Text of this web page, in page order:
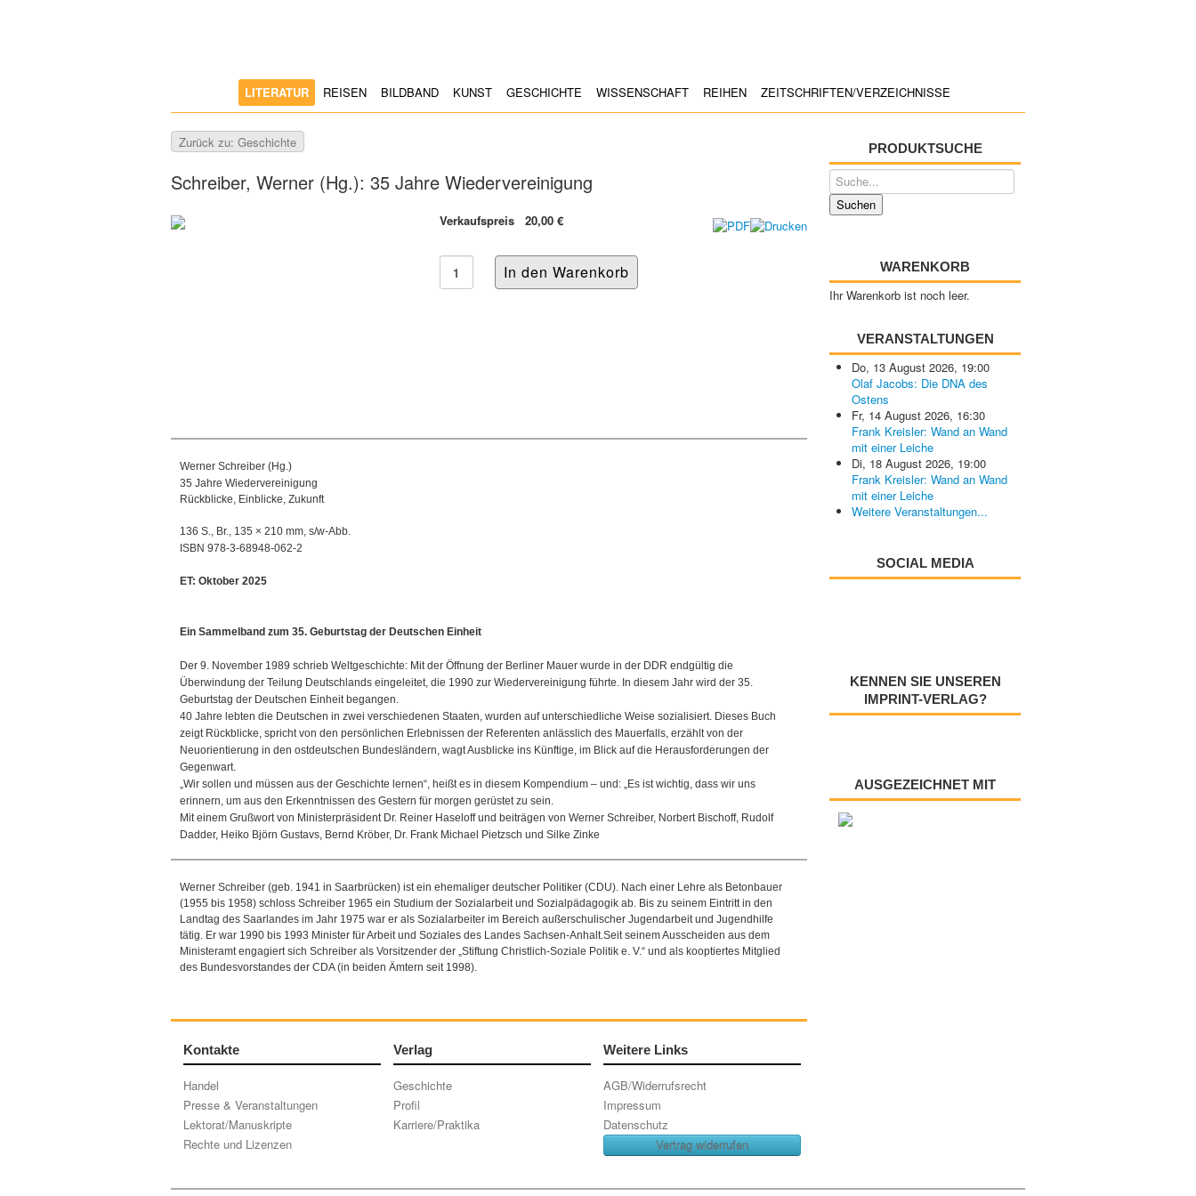
LITERATUR REISEN BILDBAND KUNST GESCHICHTE WISSENSCHAFT REIHEN ZEITSCHRIFTEN/VERZEICHNISSE
Zurück zu: Geschichte
Schreiber, Werner (Hg.): 35 Jahre Wiedervereinigung
Verkaufspreis 20,00 €
Werner Schreiber (Hg.)
35 Jahre Wiedervereinigung
Rückblicke, Einblicke, Zukunft
136 S., Br., 135 × 210 mm, s/w-Abb.
ISBN 978-3-68948-062-2
ET: Oktober 2025
Ein Sammelband zum 35. Geburtstag der Deutschen Einheit
Der 9. November 1989 schrieb Weltgeschichte: Mit der Öffnung der Berliner Mauer wurde in der DDR endgültig die
Überwindung der Teilung Deutschlands eingeleitet, die 1990 zur Wiedervereinigung führte. In diesem Jahr wird der 35.
Geburtstag der Deutschen Einheit begangen.
40 Jahre lebten die Deutschen in zwei verschiedenen Staaten, wurden auf unterschiedliche Weise sozialisiert. Dieses Buch
zeigt Rückblicke, spricht von den persönlichen Erlebnissen der Referenten anlässlich des Mauerfalls, erzählt von der
Neuorientierung in den ostdeutschen Bundesländern, wagt Ausblicke ins Künftige, im Blick auf die Herausforderungen der
Gegenwart.
„Wir sollen und müssen aus der Geschichte lernen“, heißt es in diesem Kompendium – und: „Es ist wichtig, dass wir uns
erinnern, um aus den Erkenntnissen des Gestern für morgen gerüstet zu sein.
Mit einem Grußwort von Ministerpräsident Dr. Reiner Haseloff und beiträgen von Werner Schreiber, Norbert Bischoff, Rudolf
Dadder, Heiko Björn Gustavs, Bernd Kröber, Dr. Frank Michael Pietzsch und Silke Zinke
Werner Schreiber (geb. 1941 in Saarbrücken) ist ein ehemaliger deutscher Politiker (CDU). Nach einer Lehre als Betonbauer
(1955 bis 1958) schloss Schreiber 1965 ein Studium der Sozialarbeit und Sozialpädagogik ab. Bis zu seinem Eintritt in den
Landtag des Saarlandes im Jahr 1975 war er als Sozialarbeiter im Bereich außerschulischer Jugendarbeit und Jugendhilfe
tätig. Er war 1990 bis 1993 Minister für Arbeit und Soziales des Landes Sachsen-Anhalt.Seit seinem Ausscheiden aus dem
Ministeramt engagiert sich Schreiber als Vorsitzender der „Stiftung Christlich-Soziale Politik e. V.“ und als kooptiertes Mitglied
des Bundesvorstandes der CDA (in beiden Ämtern seit 1998).
Kontakte
Handel
Presse & Veranstaltungen
Lektorat/Manuskripte
Rechte und Lizenzen
Verlag
Geschichte
Profil
Karriere/Praktika
Weitere Links
AGB/Widerrufsrecht
Impressum
Datenschutz
Vertrag widerrufen
PRODUKTSUCHE
WARENKORB
Ihr Warenkorb ist noch leer.
VERANSTALTUNGEN
Do, 13 August 2026, 19:00
Olaf Jacobs: Die DNA des
Ostens
Fr, 14 August 2026, 16:30
Frank Kreisler: Wand an Wand
mit einer Leiche
Di, 18 August 2026, 19:00
Frank Kreisler: Wand an Wand
mit einer Leiche
Weitere Veranstaltungen...
SOCIAL MEDIA
KENNEN SIE UNSEREN
IMPRINT-VERLAG?
AUSGEZEICHNET MIT